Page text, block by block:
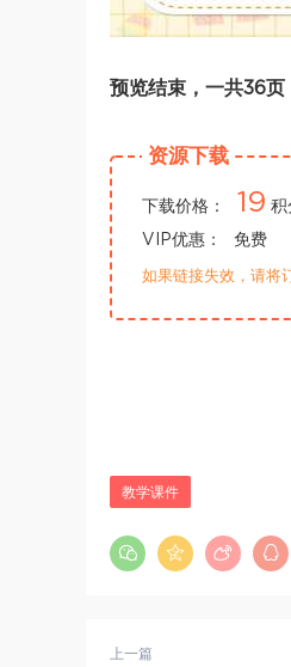
预览结束，一共36页
资源下载
下载价格： 19 积
VIP优惠：
免费
如果链接失效，请
教学课件
上一篇